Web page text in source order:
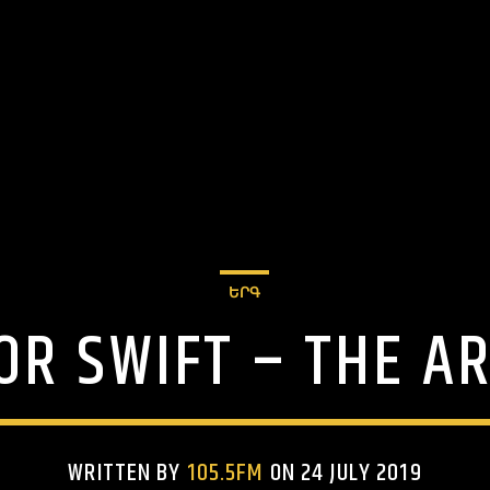
ԵՐԳ
SWIFT – THE
WRITTEN BY 105.5FM ON 24 JULY 2019